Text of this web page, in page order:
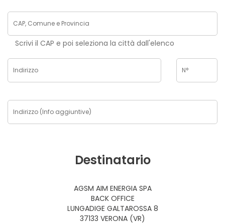
Scrivi il CAP e poi seleziona la città dall'elenco
Destinatario
AGSM AIM ENERGIA SPA
BACK OFFICE
LUNGADIGE GALTAROSSA 8
37133 VERONA (VR)